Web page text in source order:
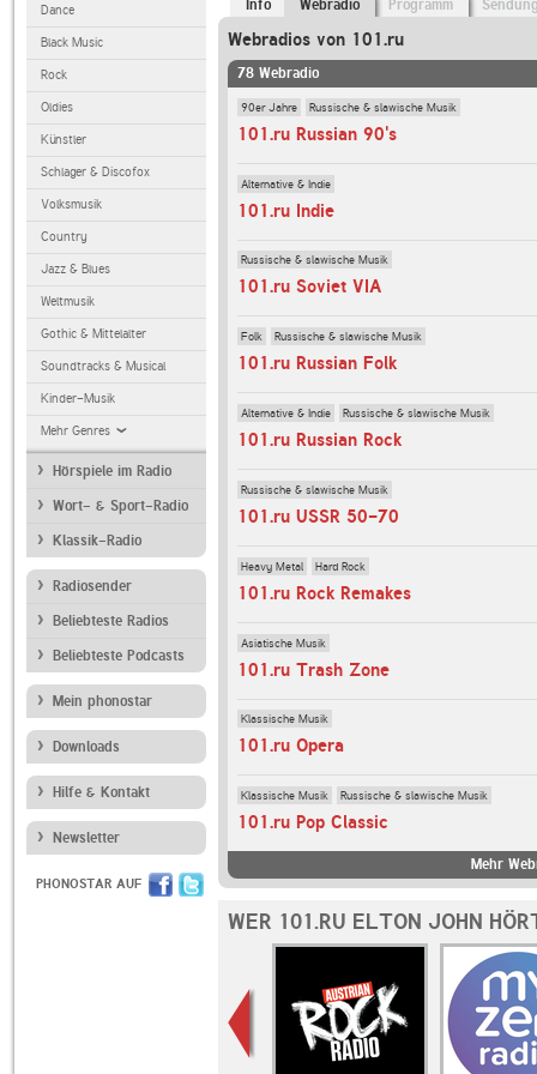
Dance
Black Music
Rock
Oldies
Künstler
Schlager & Discofox
Volksmusik
Country
Jazz & Blues
Weltmusik
Gothic & Mittelalter
Soundtracks & Musical
Kinder-Musik
Mehr Genres
Hörspiele im Radio
Wort- & Sport-Radio
Klassik-Radio
Radiosender
Beliebteste Radios
Beliebteste Podcasts
Mein phonostar
Downloads
Hilfe & Kontakt
Newsletter
PHONOSTAR AUF
Info Webradio Programm
Webradios von 101.ru
78 Webradio
90er Jahre Russische & slawische Musik
101.ru Russian 90's
Alternative & Indie
101.ru Indie
Russische & slawische Musik
101.ru Soviet VIA
Folk Russische & slawische Musik
101.ru Russian Folk
Alternative & Indie Russische & slawische Musik
101.ru Russian Rock
Russische & slawische Musik
101.ru USSR 50-70
Heavy Metal Hard Rock
101.ru Rock Remakes
Asiatische Musik
101.ru Trash Zone
Klassische Musik
101.ru Opera
Klassische Musik Russische & slawische Musik
101.ru Pop Classic
Mehr
WER 101.RU ELTON JOHN